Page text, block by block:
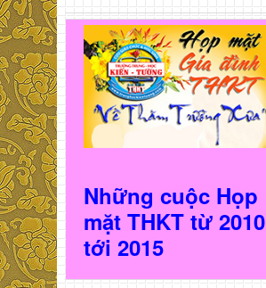
Những cuộc Họp
mặt THKT từ 2010
tới 2015